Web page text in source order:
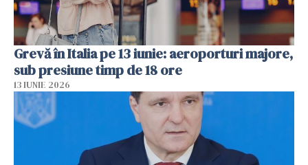
Grevă în Italia pe 13 iunie: aeroporturi majore,
sub presiune timp de 18 ore
13 IUNIE 2026